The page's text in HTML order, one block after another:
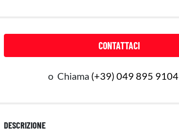
CONTATTACI
o Chiama (+39) 049 895 9104
DESCRIZIONE